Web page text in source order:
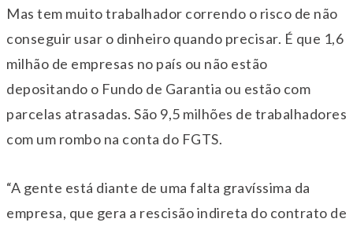
Mas tem muito trabalhador correndo o risco de não
conseguir usar o dinheiro quando precisar. É que 1,6
milhão de empresas no país ou não estão
depositando o Fundo de Garantia ou estão com
parcelas atrasadas. São 9,5 milhões de trabalhadores
com um rombo na conta do FGTS.
“A gente está diante de uma falta gravíssima da
empresa, que gera a rescisão indireta do contrato de